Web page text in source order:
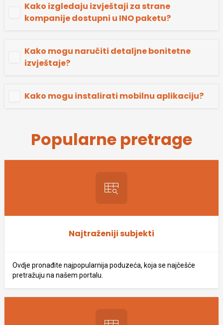
Kako izgledaju izvještaji za strane
kompanije dostupni u INO paketu?
Kako mogu naručiti detaljne bonitetne
izvještaje?
Kako mogu instalirati mobilnu aplikaciju?
Popularne pretrage
Najtraženiji subjekti
Ovdje pronađite najpopularnija poduzeća, koja se najčešće
pretražuju na našem portalu.